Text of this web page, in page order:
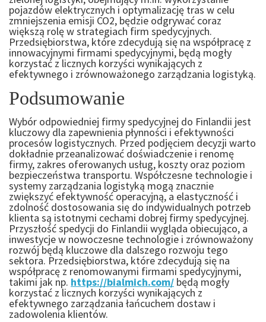
pojazdów elektrycznych i optymalizację tras w celu
zmniejszenia emisji CO2, będzie odgrywać coraz
większą rolę w strategiach firm spedycyjnych.
Przedsiębiorstwa, które zdecydują się na współpracę z
innowacyjnymi firmami spedycyjnymi, będą mogły
korzystać z licznych korzyści wynikających z
efektywnego i zrównoważonego zarządzania logistyką.
Podsumowanie
Wybór odpowiedniej firmy spedycyjnej do Finlandii jest
kluczowy dla zapewnienia płynności i efektywności
procesów logistycznych. Przed podjęciem decyzji warto
dokładnie przeanalizować doświadczenie i renomę
firmy, zakres oferowanych usług, koszty oraz poziom
bezpieczeństwa transportu. Współczesne technologie i
systemy zarządzania logistyką mogą znacznie
zwiększyć efektywność operacyjną, a elastyczność i
zdolność dostosowania się do indywidualnych potrzeb
klienta są istotnymi cechami dobrej firmy spedycyjnej.
Przyszłość spedycji do Finlandii wygląda obiecująco, a
inwestycje w nowoczesne technologie i zrównoważony
rozwój będą kluczowe dla dalszego rozwoju tego
sektora. Przedsiębiorstwa, które zdecydują się na
współpracę z renomowanymi firmami spedycyjnymi,
takimi jak np. https://bialmich.com/ będą mogły
korzystać z licznych korzyści wynikających z
efektywnego zarządzania łańcuchem dostaw i
zadowolenia klientów.